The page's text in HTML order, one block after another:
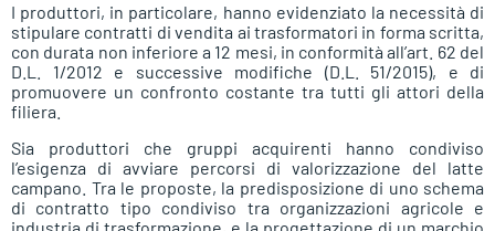
I produttori, in particolare, hanno evidenziato la necessità di
stipulare contratti di vendita ai trasformatori in forma scritta,
con durata non inferiore a 12 mesi, in conformità all’art. 62 del
D.L. 1/2012 e successive modifiche (D.L. 51/2015), e di
promuovere un confronto costante tra tutti gli attori della
filiera.
Sia produttori che gruppi acquirenti hanno condiviso
l’esigenza di avviare percorsi di valorizzazione del latte
campano. Tra le proposte, la predisposizione di uno schema
di contratto tipo condiviso tra organizzazioni agricole e
industria di trasformazione, e la progettazione di un marchio